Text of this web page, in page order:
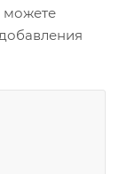
можете